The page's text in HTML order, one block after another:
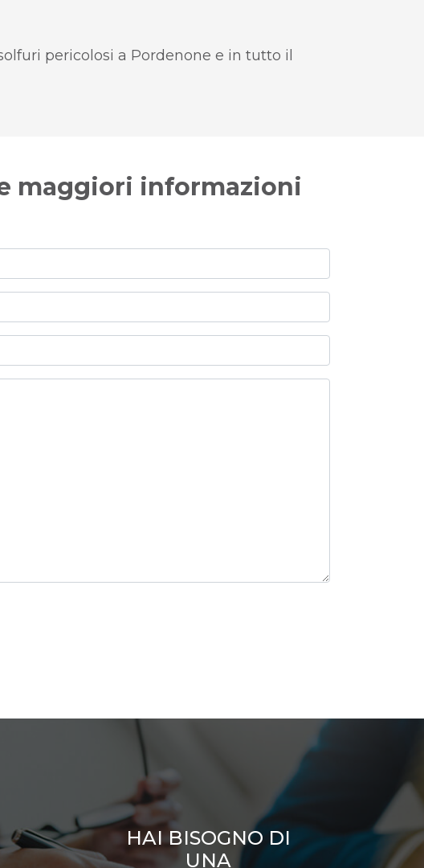
pericolosi a Pordenone e in tutto il
maggiori informazioni
HAI BISOGNO DI
UNA